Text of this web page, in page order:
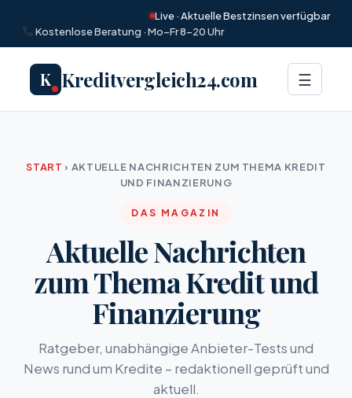
Live · Aktuelle Bestzinsen verfügbar
Kostenlose Beratung · Mo–Fr 8–20 Uhr
K Kreditvergleich24.com Menü
☰
START › AKTUELLE NACHRICHTEN ZUM THEMA KREDIT
UND FINANZIERUNG
DAS MAGAZIN
Aktuelle Nachrichten
zum Thema Kredit und
Finanzierung
Ratgeber, unabhängige Anbieter-Tests und
News rund um Kredite – redaktionell geprüft und
aktuell.